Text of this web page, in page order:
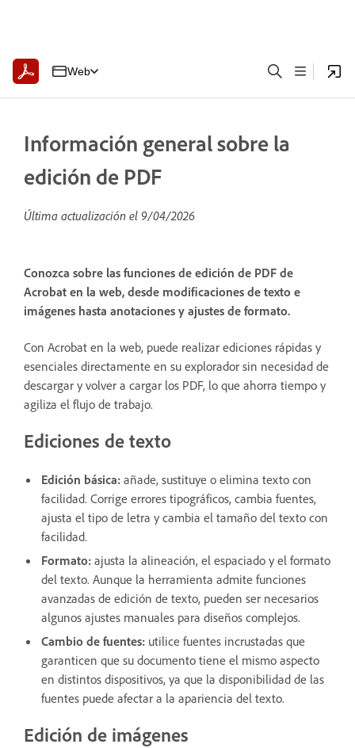
Web
Información general sobre la
edición de PDF
Última actualización el 9/04/2026
Conozca sobre las funciones de edición de PDF de
Acrobat en la web, desde modificaciones de texto e
imágenes hasta anotaciones y ajustes de formato.
Con Acrobat en la web, puede realizar ediciones rápidas y
esenciales directamente en su explorador sin necesidad de
descargar y volver a cargar los PDF, lo que ahorra tiempo y
agiliza el flujo de trabajo.
Ediciones de texto
Edición básica: añade, sustituye o elimina texto con
facilidad. Corrige errores tipográficos, cambia fuentes,
ajusta el tipo de letra y cambia el tamaño del texto con
facilidad.
Formato: ajusta la alineación, el espaciado y el formato
del texto. Aunque la herramienta admite funciones
avanzadas de edición de texto, pueden ser necesarios
algunos ajustes manuales para diseños complejos.
Cambio de fuentes: utilice fuentes incrustadas que
garanticen que su documento tiene el mismo aspecto
en distintos dispositivos, ya que la disponibilidad de las
fuentes puede afectar a la apariencia del texto.
Edición de imágenes